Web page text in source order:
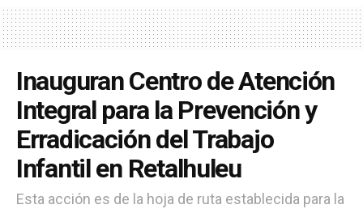
Inauguran Centro de Atención
Integral para la Prevención y
Erradicación del Trabajo
Infantil en Retalhuleu
Esta acción es de la hoja de ruta establecida para la